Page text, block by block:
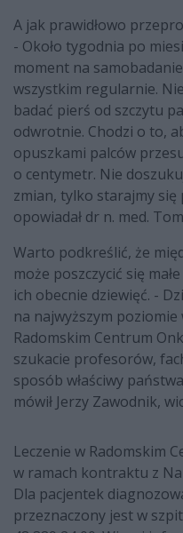
A jak prawidłowo
- Około tygodnia po
moment na
wszystkim regularnie.
badać pierś od szczytu
odwrotnie. Chodzi o to,
opuszkami palców
o centymetr. Nie
zmian, tylko starajmy
opowiadał dr n. med.
Warto podkreślić, że
może poszczycić się
ich obecnie dziewięć. -
na najwyższym poziomie
Radomskim Centrum
szukacie profesorów,
sposób właściwy
mówił Jerzy Zawodnik,
Leczenie w Radomskim
w ramach kontraktu z
Dla pacjentek
przeznaczony jest w